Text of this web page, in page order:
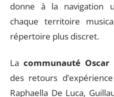
donne à la navigation
chaque territoire
répertoire plus discret.
La communauté Oscar
des retours
Raphaella De Luca,